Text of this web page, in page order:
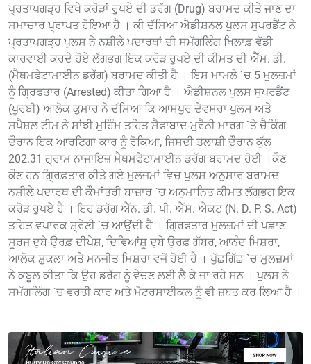
ਪ੍ਰਤਾਪਗੜ੍ਹ ਵਿਖੇ ਕਰੋੜਾਂ ਰੁਪਏ ਦੀ ਡਰੱਗ (Drug) ਬਰਾਮਦ ਕੀਤੇ ਜਾਣ ਦਾ
ਸਮਾਚਾਰ ਪ੍ਰਾਪਤ ਹੋਇਆ ਹੈ । ਕੀ ਦੱਸਿਆ ਐਡੀਸ਼ਨਲ ਪੁਲਸ ਸੁਪਰਡੈਂਟ ਨੇ
ਪ੍ਰਤਾਪਗੜ੍ਹ ਪੁਲਸ ਨੇ ਨਸ਼ੀਲੇ ਪਦਾਰਥਾਂ ਦੀ ਸਮੱਗਲਿੰਗ ਖਿ਼ਲਾਫ਼ ਵੱਡੀ
ਕਾਰਵਾਈ ਕਰਦੇ ਹੋਏ ਲੱਗਭਗ ਇਕ ਕਰੋੜ ਰੁਪਏ ਦੀ ਕੀਮਤ ਦੀ ਐੱਮ. ਡੀ.
(ਮੈਥਮਫੇਟਾਮਾਈਨ ਡਰੱਗ) ਬਰਾਮਦ ਕੀਤੀ ਹੈ । ਇਸ ਮਾਮਲੇ `ਚ 5 ਮੁਲਜ਼ਮਾਂ
ਨੂੰ ਗ੍ਰਿਫਤਾਰ (Arrested) ਕੀਤਾ ਗਿਆ ਹੈ । ਐਡੀਸ਼ਨਲ ਪੁਲਸ ਸੁਪਰਡੈਂਟ
(ਪੂਰਬੀ) ਆਲੋਕ ਕੁਮਾਰ ਨੇ ਦੱਸਿਆ ਕਿ ਆਸਪੁਰ ਦੇਵਸਰਾ ਪੁਲਸ ਅਤੇ
ਸਪੈਸ਼ਲ ਟੀਮ ਨੇ ਸਾਂਝੀ ਮੁਹਿੰਮ ਤਹਿਤ ਸੈਫਾਬਾਦ-ਮੁਰੈਨੀ ਮਾਰਗ `ਤੇ ਚੈਕਿੰਗ
ਦੌਰਾਨ ਇਕ ਆਰਟਿਗਾ ਕਾਰ ਨੂੰ ਰੋਕਿਆ, ਜਿਸਦੀ ਤਲਾਸ਼ੀ ਦੌਰਾਨ ਕੁੱਲ
202.31 ਗ੍ਰਾਮ ਨਾਜਾਇਜ਼ ਮੈਥਮਫੇਟਾਮਾਈਨ ਡਰੱਗ ਬਰਾਮਦ ਹੋਈ ।ਕੌਣ
ਕੌਣ ਹਨ ਗ੍ਰਿਫ਼ਤਾਰ ਕੀਤੇ ਗਏ ਮੁਲਜਮਾਂ ਵਿਚ ਪੁਲਸ ਅਨੁਸਾਰ ਬਰਾਮਦ
ਨਸ਼ੀਲੇ ਪਦਾਰਥ ਦੀ ਕੌਮਾਂਤਰੀ ਬਾਜ਼ਾਰ `ਚ ਅਨੁਮਾਨਿਤ ਕੀਮਤ ਲੱਗਭਗ ਇਕ
ਕਰੋੜ ਰੁਪਏ ਹੈ । ਇਹ ਡਰੱਗ ਐੱਨ. ਡੀ. ਪੀ. ਐੱਸ. ਐਕਟ (N. D. P. S. Act)
ਤਹਿਤ ਵਪਾਰਕ ਸ਼੍ਰੇਣੀ `ਚ ਆਉਂਦੀ ਹੈ । ਗ੍ਰਿਫਤਾਰ ਮੁਲਜ਼ਮਾਂ ਦੀ ਪਛਾਣ
ਸੂਰਜ ਦੁਬੇ ਉਰਫ਼ ਦੀਪੇਸ਼, ਦਿਵਿਆਂਸ਼ੂ ਦੁਬੇ ਉਰਫ਼ ਗੱਬਰ, ਆਨੰਦ ਮਿਸ਼ਰਾ,
ਆਲੋਕ ਸ਼ੁਕਲਾ ਅਤੇ ਮਨਜੀਤ ਮਿਸ਼ਰਾ ਵਜੋਂ ਹੋਈ ਹੈ । ਪੁੱਛਗਿੱਛ `ਚ ਮੁਲਜ਼ਮਾਂ
ਨੇ ਕਬੂਲ ਕੀਤਾ ਕਿ ਉਹ ਡਰੱਗ ਨੂੰ ਵੇਚਣ ਲਈ ਲੈ ਕੇ ਜਾ ਰਹੇ ਸਨ । ਪੁਲਸ ਨੇ
ਸਮੱਗਲਿੰਗ `ਚ ਵਰਤੀ ਕਾਰ ਅਤੇ ਮੋਟਰਸਾਈਕਲ ਨੂੰ ਵੀ ਜ਼ਬਤ ਕਰ ਲਿਆ ਹੈ ।